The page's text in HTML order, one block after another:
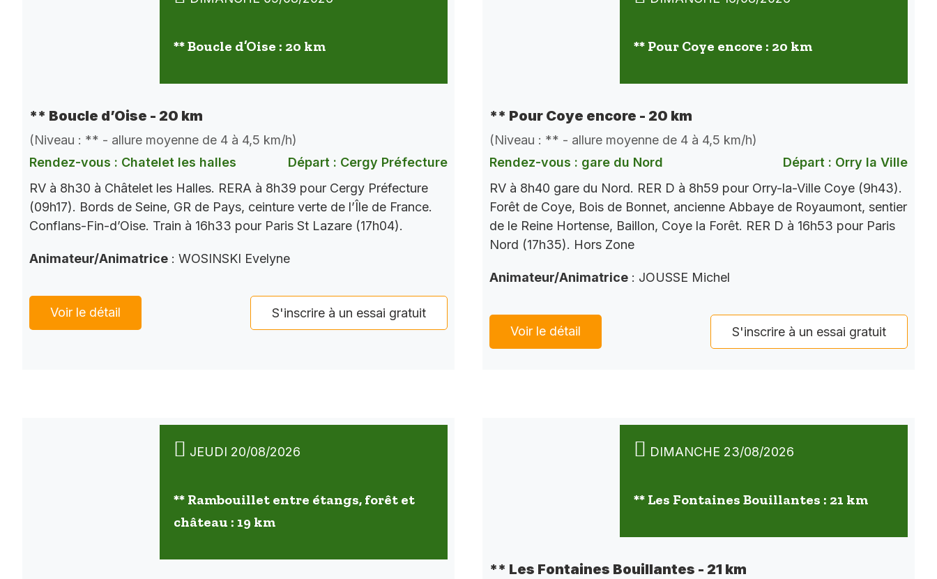
** Boucle d’Oise : 20 km
** Boucle d’Oise - 20 km
(Niveau : ** - allure moyenne de 4 à 4,5 km/h)
Rendez-vous : Chatelet les halles
Départ : Cergy Préfecture
RV à 8h30 à Châtelet les Halles. RERA à 8h39 pour Cergy Préfecture
(09h17). Bords de Seine, GR de Pays, ceinture verte de l’Île de France.
Conflans-Fin-d’Oise. Train à 16h33 pour Paris St Lazare (17h04).
Animateur/Animatrice : WOSINSKI Evelyne
Voir le détail S'inscrire à un essai gratuit
** Pour Coye encore : 20 km
** Pour Coye encore - 20 km
(Niveau : ** - allure moyenne de 4 à 4,5 km/h)
Rendez-vous : gare du Nord
Départ : Orry la Ville
RV à 8h40 gare du Nord. RER D à 8h59 pour Orry-la-Ville Coye (9h43).
Forêt de Coye, Bois de Bonnet, ancienne Abbaye de Royaumont, sentier
de le Reine Hortense, Baillon, Coye la Forêt. RER D à 16h53 pour Paris
Nord (17h35). Hors Zone
Animateur/Animatrice : JOUSSE Michel
Voir le détail S'inscrire à un essai gratuit
JEUDI 20/08/2026
** Rambouillet entre étangs, forêt et
château : 19 km
DIMANCHE 23/08/2026
** Les Fontaines Bouillantes : 21 km
** Les Fontaines Bouillantes - 21 km